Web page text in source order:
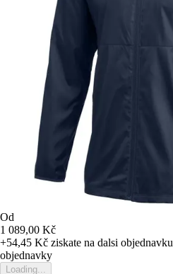
Od
1 089,00 Kč
+54,45 Kč ziskate na dalsi objednavku
objednavky
Loading...